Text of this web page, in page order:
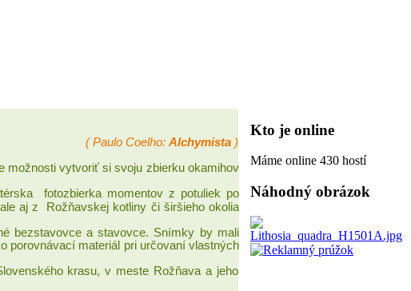
( Paulo Coelho: Alchymista )
možnosti vytvoriť si svoju zbierku okamihov
fotozbierka momentov z potuliek po
aj z Rožňavskej kotliny či širšieho okolia
bezstavovce a stavovce. Snímky by mali
porovnávací materiál pri určovaní vlastných
krasu, v meste Rožňava a jeho
Kto je online
Máme online 430 hostí
Náhodný obrázok